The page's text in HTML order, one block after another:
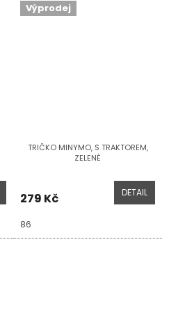
Výprodej
TRIČKO MINYMO, S TRAKTOREM,
ZELENÉ
279 Kč DETAIL
86